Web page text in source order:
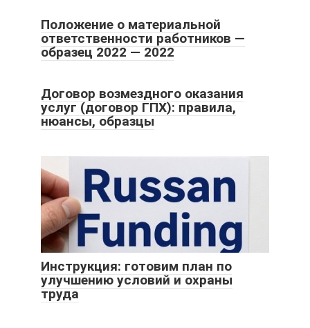
Положение о материальной
ответственности работников —
образец 2022 — 2022
Договор возмездного оказания
услуг (договор ГПХ): правила,
нюансы, образцы
Инструкция: готовим план по
улучшению условий и охраны
труда